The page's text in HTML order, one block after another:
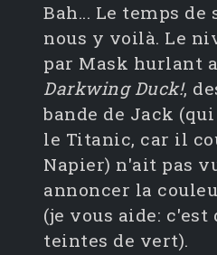
Bah... Le temps de
nous y voilà. Le
par Mask hurlant
Darkwing Duck!,
bande de Jack
le Titanic, car il
Napier) n'ait pas
annoncer la
(je vous aide:
teintes de vert).